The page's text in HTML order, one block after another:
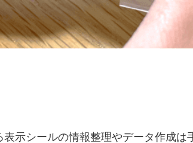
示シールの情報整理やデータ作成は